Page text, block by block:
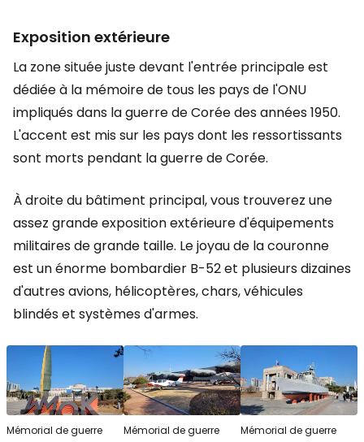
Exposition extérieure
La zone située juste devant l'entrée principale est
dédiée à la mémoire de tous les pays de l'ONU
impliqués dans la guerre de Corée des années 1950.
L'accent est mis sur les pays dont les ressortissants
sont morts pendant la guerre de Corée.
À droite du bâtiment principal, vous trouverez une
assez grande exposition extérieure d'équipements
militaires de grande taille. Le joyau de la couronne
est un énorme bombardier B-52 et plusieurs dizaines
d'autres avions, hélicoptères, chars, véhicules
blindés et systèmes d'armes.
Mémorial de guerre Mémorial de guerre Mémorial de guerre